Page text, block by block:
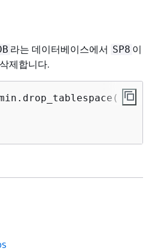
라는 데이터베이스에서 SP8 이
제합니다.